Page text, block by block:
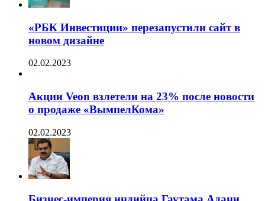
«РБК Инвестиции» перезапустили сайт в
новом дизайне
02.02.2023
Акции Veon взлетели на 23% после новости
о продаже «ВымпелКома»
02.02.2023